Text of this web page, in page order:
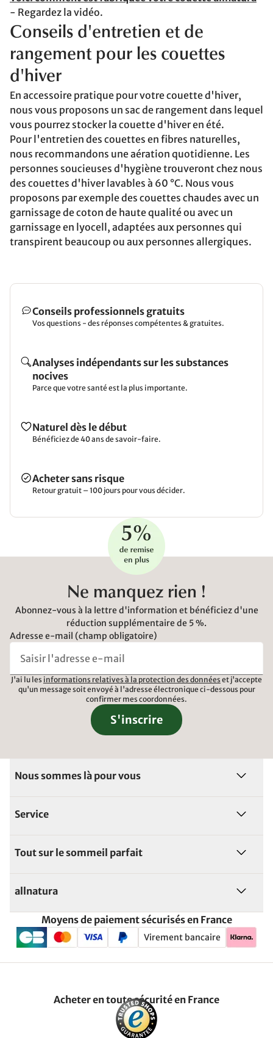
- Regardez la vidéo.
Conseils d'entretien et de
rangement pour les couettes
d'hiver
En accessoire pratique pour votre couette d'hiver,
nous vous proposons un sac de rangement dans lequel
vous pourrez stocker la couette d'hiver en été.
Pour l'entretien des couettes en fibres naturelles,
nous recommandons une aération quotidienne. Les
personnes soucieuses d'hygiène trouveront chez nous
des couettes d'hiver lavables à 60 °C. Nous vous
proposons par exemple des couettes chaudes avec un
garnissage de coton de haute qualité ou avec un
garnissage en lyocell, adaptées aux personnes qui
transpirent beaucoup ou aux personnes allergiques.
Conseils professionnels gratuits
Vos questions - des réponses compétentes & gratuites.
Analyses indépendants sur les substances
nocives
Parce que votre santé est la plus importante.
Naturel dès le début
Bénéficiez de 40 ans de savoir-faire.
Acheter sans risque
Retour gratuit – 100 jours pour vous décider.
Ne manquez rien !
Abonnez-vous à la lettre d'information et bénéficiez d'une
réduction supplémentaire de 5 %.
Adresse e-mail (champ obligatoire)
J'ai lu les informations relatives à la protection des données et j'accepte
qu'un message soit envoyé à l'adresse électronique ci-dessous pour
confirmer mes coordonnées.
S'inscrire
Nous sommes là pour vous
Service
Tout sur le sommeil parfait
allnatura
Moyens de paiement sécurisés en France
Virement bancaire
Acheter en toute sécurité en France